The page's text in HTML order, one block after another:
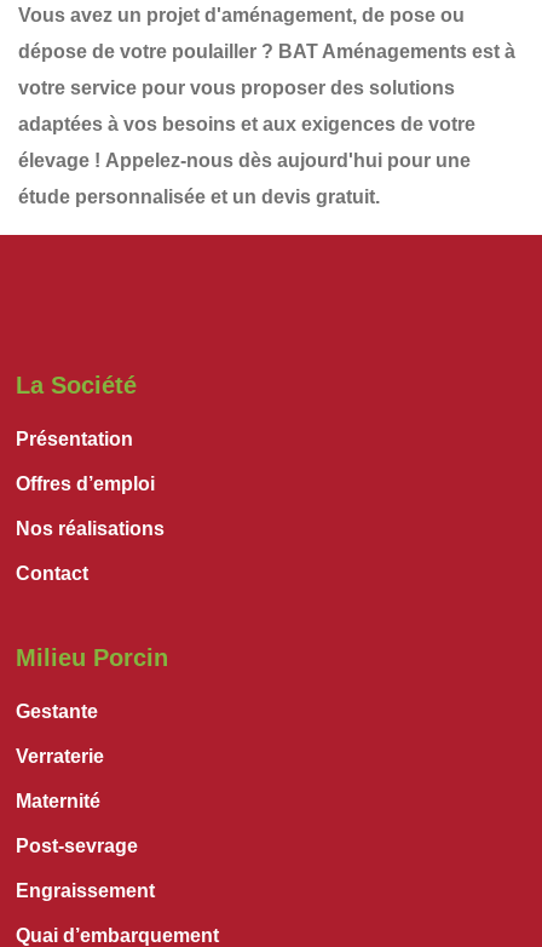
Vous avez un projet d'aménagement, de pose ou
dépose de votre poulailler ? BAT Aménagements est à
votre service pour vous proposer des solutions
adaptées à vos besoins et aux exigences de votre
élevage ! Appelez-nous dès aujourd'hui pour une
étude personnalisée et un devis gratuit.
La Société
Présentation
Offres d’emploi
Nos réalisations
Contact
Milieu Porcin
Gestante
Verraterie
Maternité
Post-sevrage
Engraissement
Quai d’embarquement